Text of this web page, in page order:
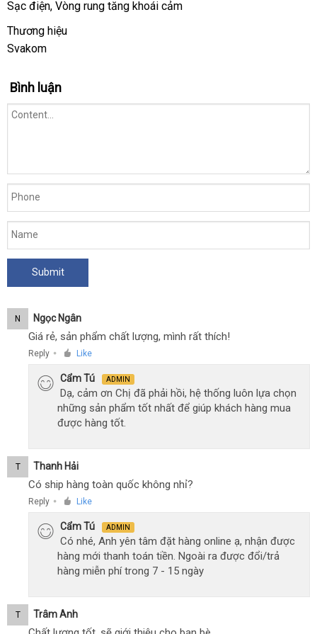
Sạc điệnÚc
, Vòng rung tăng khoái cảm
Thương hiệu
Svakom
Bình luận
N Ngọc Ngân
Giá rẻ, sản phẩm chất lượng, mình rất thích!
Reply ● Like
Cẩm Tú ADMIN
Dạ, cảm ơn Chị đã phải hồi, hệ thống luôn lựa chọn
những sản phẩm tốt nhất để giúp khách hàng mua
được hàng tốt.
T Thanh Hải
Có ship hàng toàn quốc không nhỉ?
Reply ● Like
Cẩm Tú ADMIN
Có nhé, Anh yên tâm đặt hàng online ạ, nhận được
hàng mới thanh toán tiền. Ngoài ra được đổi/trả
hàng miễn phí trong 7 - 15 ngày
T Trâm Anh